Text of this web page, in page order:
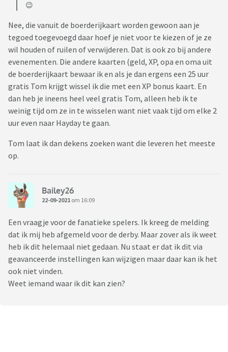
😉
Nee, die vanuit de boerderijkaart worden gewoon aan je
tegoed toegevoegd daar hoef je niet voor te kiezen of je ze
wil houden of ruilen of verwijderen. Dat is ook zo bij andere
evenementen. Die andere kaarten (geld, XP, opa en oma uit
de boerderijkaart bewaar ik en als je dan ergens een 25 uur
gratis Tom krijgt wissel ik die met een XP bonus kaart. En
dan heb je ineens heel veel gratis Tom, alleen heb ik te
weinig tijd om ze in te wisselen want niet vaak tijd om elke 2
uur even naar Hayday te gaan.
Tom laat ik dan dekens zoeken want die leveren het meeste
op.
Bailey26
22-09-2021 om 16:09
Een vraagje voor de fanatieke spelers. Ik kreeg de melding
dat ik mij heb afgemeld voor de derby. Maar zover als ik weet
heb ik dit helemaal niet gedaan. Nu staat er dat ik dit via
geavanceerde instellingen kan wijzigen maar daar kan ik het
ook niet vinden.
Weet iemand waar ik dit kan zien?